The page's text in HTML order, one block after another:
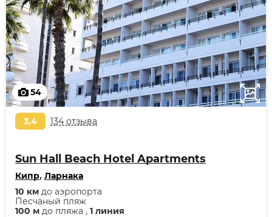
54
3,4 134 отзыва
Sun Hall Beach Hotel Apartments
Кипр, Ларнака
100 м до пляжа , 1 линия
Песчаный пляж
10 км до аэропорта